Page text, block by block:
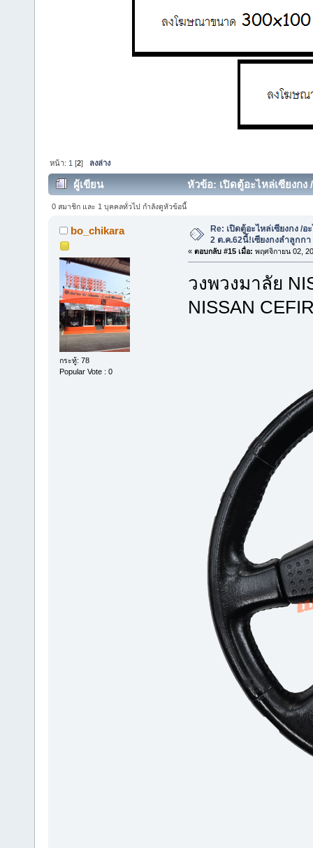
หน้า: 1 [2] ลงล่าง
ผู้เขียน
หัวข้อ: เปิดตู้อะไหล่เซียงกง
ครั้ง)
0 สมาชิก และ 1 บุคคลทั่วไป กำลังดูหัวข้อนี้
bo_chikara
กระทู้: 78
Popular Vote : 0
Re: เปิดตู้อะไหล่เซียงกง /
2 ต.ค.62นี้!เซียงกงลำลูกกา
« ตอบกลับ #15 เมื่อ: พฤศจิกายน 02,
วงพว